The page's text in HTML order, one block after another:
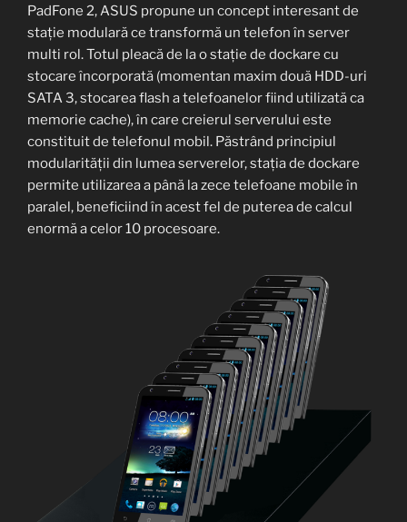
PadFone 2, ASUS propune un concept interesant de
stație modulară ce transformă un telefon în server
multi rol. Totul pleacă de la o stație de dockare cu
stocare încorporată (momentan maxim două HDD-uri
SATA 3, stocarea flash a telefoanelor fiind utilizată ca
memorie cache), în care creierul serverului este
constituit de telefonul mobil. Păstrând principiul
modularității din lumea serverelor, stația de dockare
permite utilizarea a până la zece telefoane mobile în
paralel, beneficiind în acest fel de puterea de calcul
enormă a celor 10 procesoare.